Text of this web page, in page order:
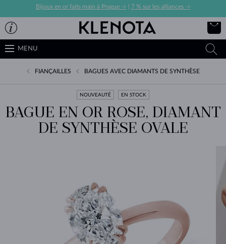
Bijoux en or faits main à Prague -> 7 % sur les alliances ->
MENU
FIANÇAILLES BAGUES AVEC DIAMANTS DE SYNTHÈSE
NOUVEAUTÉ EN STOCK
BAGUE EN OR ROSE, DIAMANT
DE SYNTHÈSE OVALE